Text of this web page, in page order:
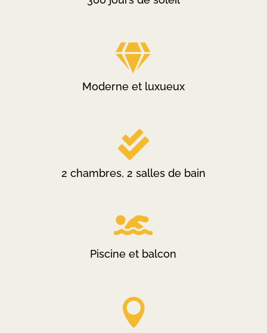

Moderne et luxueux

2 chambres, 2 salles de bain

Piscine et balcon
